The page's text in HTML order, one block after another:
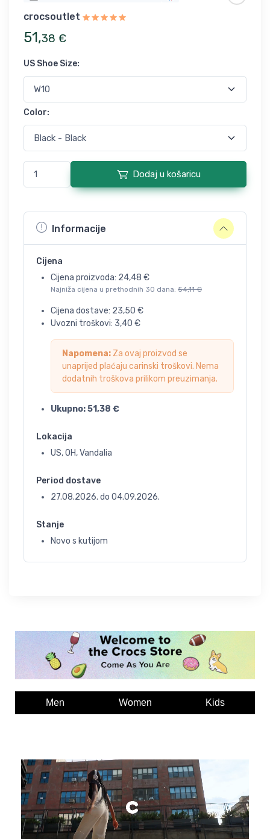
crocsoutlet
51,38 €
US Shoe Size:
Color:
Dodaj u košaricu
Informacije
Cijena
Cijena proizvoda: 24,48 €
Najniža cijena u prethodnih 30 dana: 54,11 €
Cijena dostave: 23,50 €
Uvozni troškovi: 3,40 €
Napomena: Za ovaj proizvod se
unaprijed plaćaju carinski troškovi. Nema
dodatnih troškova prilikom preuzimanja.
Ukupno:51,38 €
Lokacija
US, OH, Vandalia
Period dostave
27.08.2026. do 04.09.2026.
Stanje
Novo s kutijom